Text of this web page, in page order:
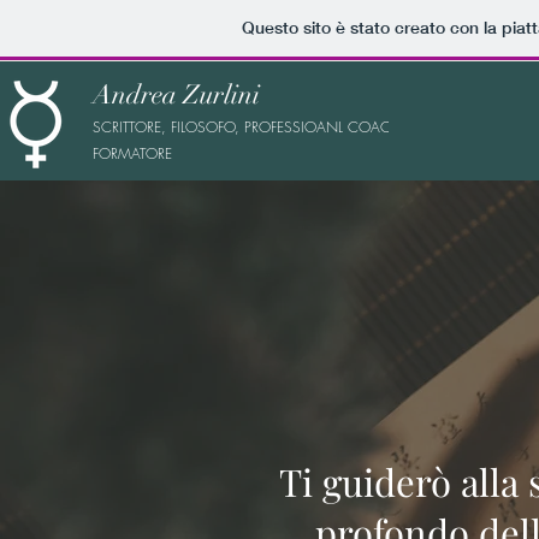
Questo sito è stato creato con la
Andrea Zurlini
SCRITTORE, FILOSOFO, PROFESSIOANL COACH E
FORMATORE
Ti guiderò alla